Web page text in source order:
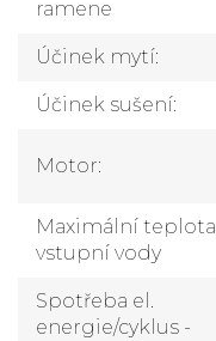
ramene
Účinek mytí:
Účinek sušení:
Motor:
Maximální teplota
vstupní vody
Spotřeba el.
energie/cyklus -